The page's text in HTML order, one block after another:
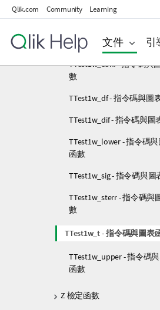
Qlik.com Community Learning
文件 引
TTest1_t - 指令碼與圖表函
數
TTest1w_conf - 指令碼與
數
TTest1w_df - 指令碼與圖
TTest1w_dif - 指令碼與圖
TTest1w_lower - 指令碼
函數
TTest1w_sig - 指令碼與圖
TTest1w_sterr - 指令碼與
數
TTest1w_t - 指令碼與圖表
TTest1w_upper - 指令碼
函數
Z 檢定函數